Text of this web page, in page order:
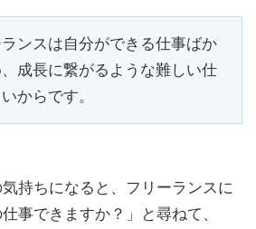
ンスは自分ができる仕事ばか
成長に繋がるような難しい仕
からです。
持ちになると、フリーランスに
事できますか？」と尋ねて、